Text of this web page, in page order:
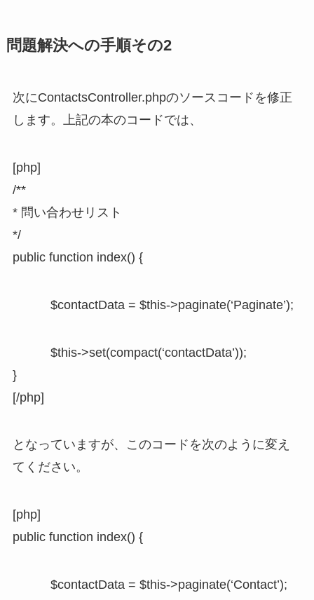
問題解決への手順その2
次にContactsController.phpのソースコードを修正
します。上記の本のコードでは、
[php]
/**
* 問い合わせリスト
*/
public function index() {
$contactData = $this->paginate(‘Paginate’);
$this->set(compact(‘contactData’));
}
[/php]
となっていますが、このコードを次のように変え
てください。
[php]
public function index() {
$contactData = $this->paginate(‘Contact’);